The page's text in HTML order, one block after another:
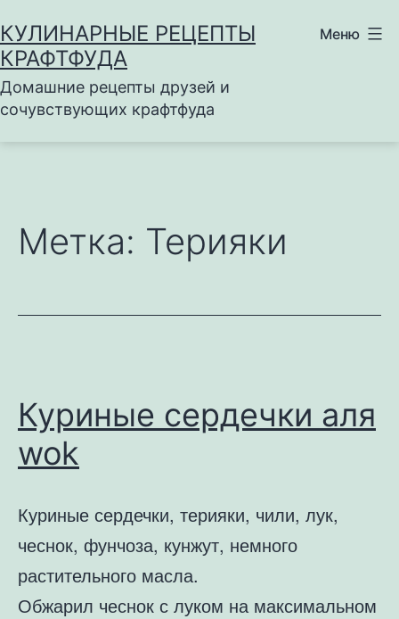
к
содержимому
КУЛИНАРНЫЕ РЕЦЕПТЫ
КРАФТФУДА
Домашние рецепты друзей и
сочувствующих крафтфуда
Меню
Метка: Терияки
Куриные сердечки аля
wok
Куриные сердечки, терияки, чили, лук,
чеснок, фунчоза, кунжут, немного
растительного масла.
Обжарил чеснок с луком на максимальном